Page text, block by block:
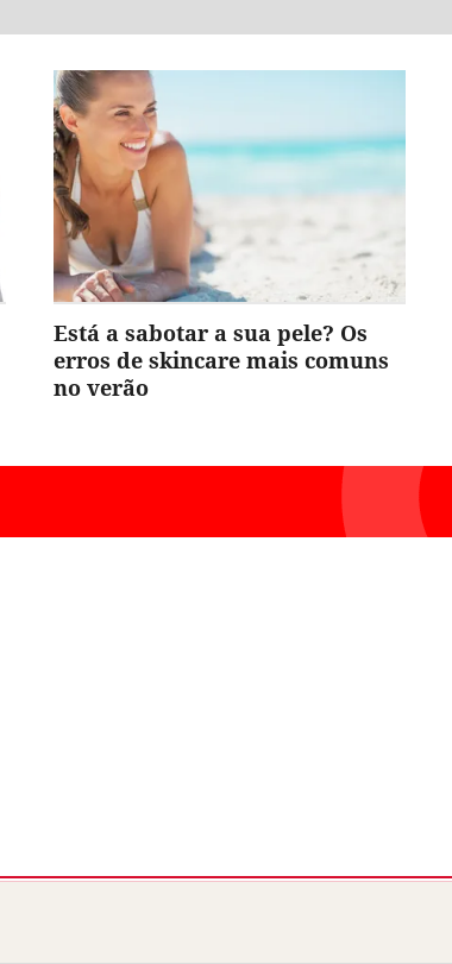
Está a sabotar a sua pele? Os
erros de skincare mais comuns
no verão